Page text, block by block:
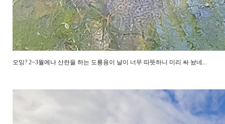
오잉? 2~3월에나 산란을 하는 도룡용이 날이 너무 따뜻하니 미리 싸 놨네...